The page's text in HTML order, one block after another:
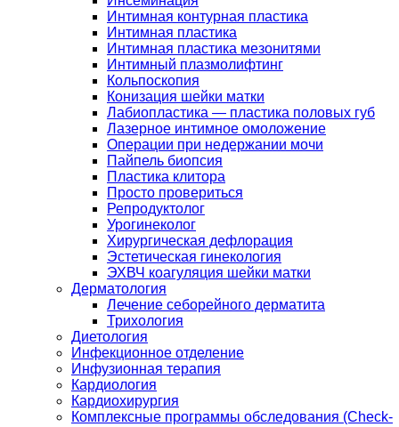
Интимная контурная пластика
Интимная пластика
Интимная пластика мезонитями
Интимный плазмолифтинг
Кольпоскопия
Конизация шейки матки
Лабиопластика — пластика половых губ
Лазерное интимное омоложение
Операции при недержании мочи
Пайпель биопсия
Пластика клитора
Просто провериться
Репродуктолог
Урогинеколог
Хирургическая дефлорация
Эстетическая гинекология
ЭХВЧ коагуляция шейки матки
Дерматология
Лечение себорейного дерматита
Трихология
Диетология
Инфекционное отделение
Инфузионная терапия
Кардиология
Кардиохирургия
Комплексные программы обследования (Check-